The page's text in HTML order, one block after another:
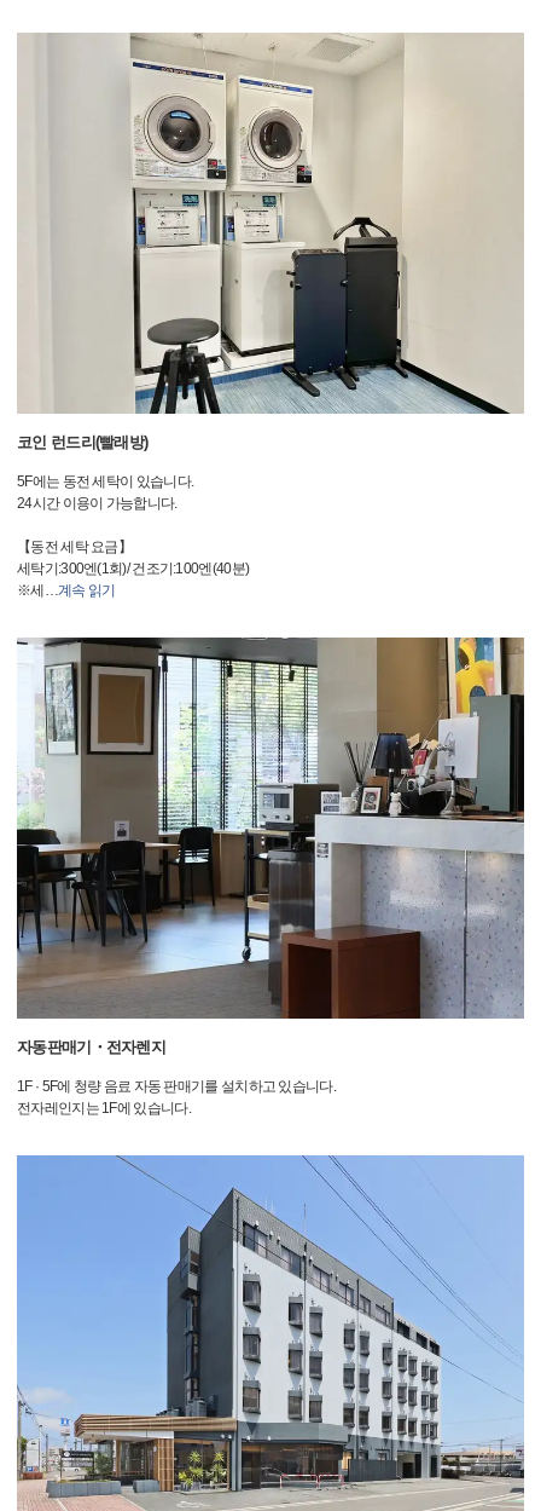
코인 런드리(빨래방)
5F에는 동전 세탁이 있습니다.
24시간 이용이 가능합니다.
【동전 세탁 요금】
세탁기:300엔(1회)/ 건조기:100엔(40분)
※세 …계속 읽기
자동판매기・전자렌지
1F · 5F에 청량 음료 자동 판매기를 설치하고 있습니다.
전자레인지는 1F에 있습니다.